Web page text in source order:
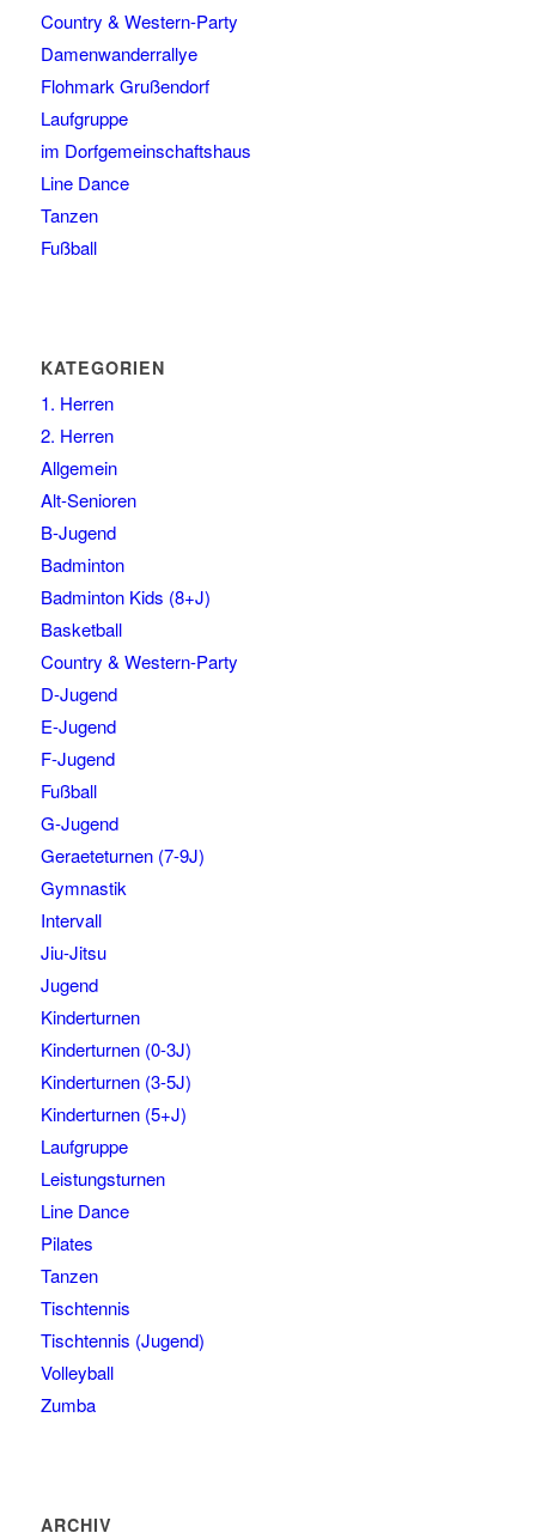
Country & Western-Party
Damenwanderrallye
Flohmark Grußendorf
Laufgruppe
im Dorfgemeinschaftshaus
Line Dance
Tanzen
Fußball
KATEGORIEN
1. Herren
2. Herren
Allgemein
Alt-Senioren
B-Jugend
Badminton
Badminton Kids (8+J)
Basketball
Country & Western-Party
D-Jugend
E-Jugend
F-Jugend
Fußball
G-Jugend
Geraeteturnen (7-9J)
Gymnastik
Intervall
Jiu-Jitsu
Jugend
Kinderturnen
Kinderturnen (0-3J)
Kinderturnen (3-5J)
Kinderturnen (5+J)
Laufgruppe
Leistungsturnen
Line Dance
Pilates
Tanzen
Tischtennis
Tischtennis (Jugend)
Volleyball
Zumba
ARCHIV